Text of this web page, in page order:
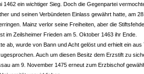
1462 ein wichtiger Sieg. Doch die Gegenpartei
und seinen Verbündeten Einlass gewährt hatte, am
Mainz verlor seine Freiheiten, aber die
im Zeilsheimer Frieden am 5. Oktober 1463 ihr Ende.
ab, wurde von Bann und Acht gelöst und erhielt ein aus
Auch um diesen Besitz dem Erzstift zu
am 9. November 1475 erneut zum Erzbischof